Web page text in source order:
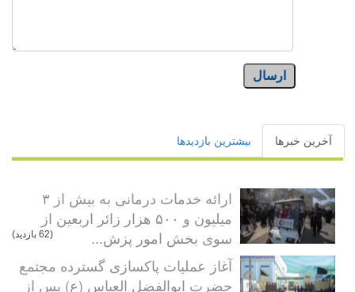
ارسال
آخرین خبرها بیشترین بازدیدها
ارائه خدمات درمانی به بیش از ۳
میلیون و ۵۰۰ هزار زائر اربعین از
سوی بخش امور پزش...
(62 بازدید)
آغاز عملیات پاکسازی گسترده مجتمع
حضرت ابوالفضل العباس (ع) پس از